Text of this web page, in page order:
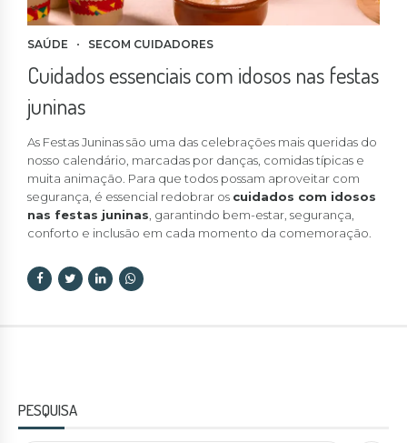
SAÚDE SECOM CUIDADORES
Cuidados essenciais com idosos nas festas
juninas
As Festas Juninas são uma das celebrações mais queridas do
nosso calendário, marcadas por danças, comidas típicas e
muita animação. Para que todos possam aproveitar com
segurança, é essencial redobrar os cuidados com idosos
nas festas juninas , garantindo bem-estar, segurança,
conforto e inclusão em cada momento da comemoração.
PESQUISA